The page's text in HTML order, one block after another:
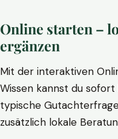
Online starten –
ergänzen
Mit der interaktiven
Wissen kannst du
typische
zusätzlich lokale